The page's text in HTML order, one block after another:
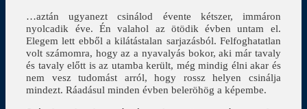
…aztán ugyanezt csinálod évente kétszer, immáron
nyolcadik éve. Én valahol az ötödik évben untam el.
Elegem lett ebből a kilátástalan sarjazásból. Felfoghatatlan
volt számomra, hogy az a nyavalyás bokor, aki már tavaly
és tavaly előtt is az utamba került, még mindig élni akar és
nem vesz tudomást arról, hogy rossz helyen csinálja
mindezt. Ráadásul minden évben beleröhög a képembe.